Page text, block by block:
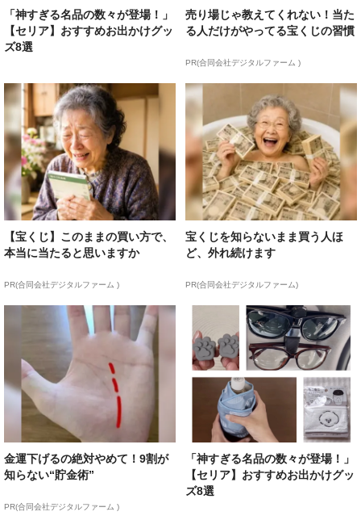
「神すぎる名品の数々が登場！」
【セリア】おすすめお出かけグッ
ズ8選
売り場じゃ教えてくれない！当た
る人だけがやってる宝くじの習慣
PR(合同会社デジタルファーム )
【宝くじ】このままの買い方で、
本当に当たると思いますか
PR(合同会社デジタルファーム )
宝くじを知らないまま買う人ほ
ど、外れ続けます
PR(合同会社デジタルファーム)
金運下げるの絶対やめて！9割が
知らない“貯金術”
PR(合同会社デジタルファーム )
「神すぎる名品の数々が登場！」
【セリア】おすすめお出かけグッ
ズ8選